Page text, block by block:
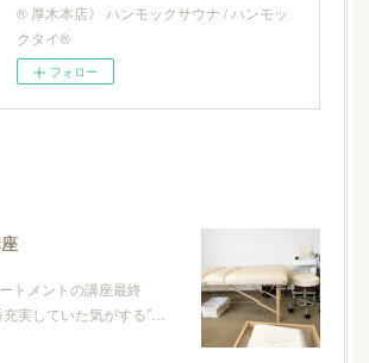
® 厚木本店》 ハンモックサウナ / ハンモッ
クタイ®
フォロー
トメントの講座最終
実していた気がする”…